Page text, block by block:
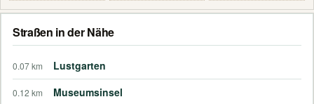
Straßen in der Nähe
0.07 km Lustgarten
0.12 km Museumsinsel